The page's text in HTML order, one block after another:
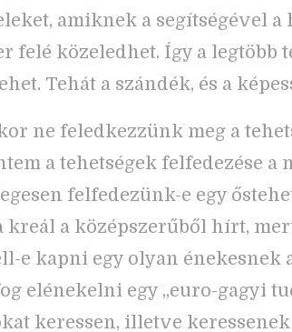
amiknek a segítségével
felé közeledhet. Így a legtöbb
Tehát a szándék, és a
ne feledkezzünk meg a
a tehetségek felfedezése a
felfedezünk-e egy
kreál a középszerűből hírt,
e kapni egy olyan énekesnek
elénekelni egy „euro-gagyi
keressen, illetve